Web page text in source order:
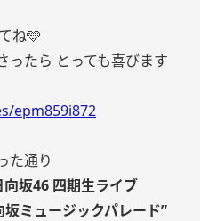
ね🩵
ったら とっても喜びます
epm859i872
た通り
向坂46 四期生ライブ
ミュージックパレード”